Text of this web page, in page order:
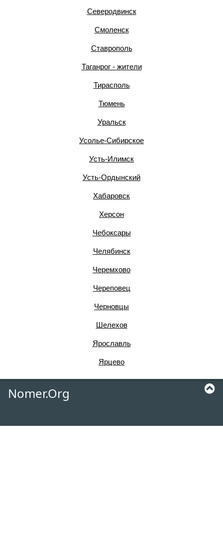
Северодвинск
Смоленск
Ставрополь
Таганрог - жители
Тирасполь
Тюмень
Уральск
Усолье-Сибирское
Усть-Илимск
Усть-Ордынский
Хабаровск
Херсон
Чебоксары
Челябинск
Черемхово
Череповец
Черновцы
Шелехов
Ярославль
Ярцево
Nomer.Org